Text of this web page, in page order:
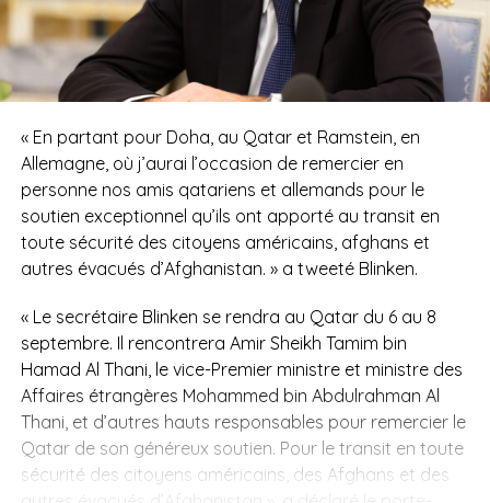
« En partant pour Doha, au Qatar et Ramstein, en
Allemagne, où j’aurai l’occasion de remercier en
personne nos amis qatariens et allemands pour le
soutien exceptionnel qu’ils ont apporté au transit en
toute sécurité des citoyens américains, afghans et
autres évacués d’Afghanistan. » a tweeté Blinken.
« Le secrétaire Blinken se rendra au Qatar du 6 au 8
septembre. Il rencontrera Amir Sheikh Tamim bin
Hamad Al Thani, le vice-Premier ministre et ministre des
Affaires étrangères Mohammed bin Abdulrahman Al
Thani, et d’autres hauts responsables pour remercier le
Qatar de son généreux soutien. Pour le transit en toute
sécurité des citoyens américains, des Afghans et des